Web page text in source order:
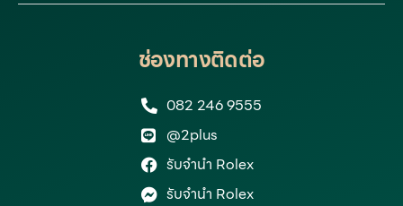
ช่องทางติดต่อ
082 246 9555
@2plus
รับจำนำ Rolex
รับจำนำ Rolex